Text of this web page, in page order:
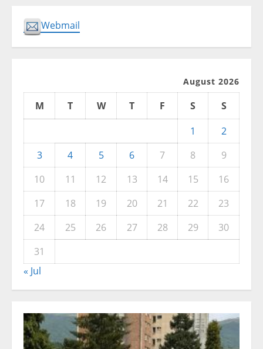
Webmail
August 2026
M T W T F S
S
1
2
3
4 5 6 7 8
9
10
11 12 13 14 15
16
17
18 19 20 21 22
23
24
25 26 27 28 29
30
31
« Jul